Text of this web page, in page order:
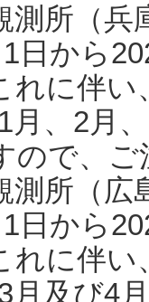
測所（
日から
れに伴い
月、2月
ので、
測所（
日から
れに伴い
月及び4